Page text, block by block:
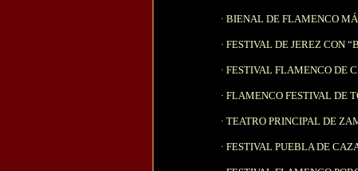
· BIENAL DE FLAMENCO
· FESTIVAL DE JEREZ CON
· FESTIVAL FLAMENCO DE
· FLAMENCO FESTIVAL DE
· TEATRO PRINCIPAL DE
· FESTIVAL PUEBLA DE